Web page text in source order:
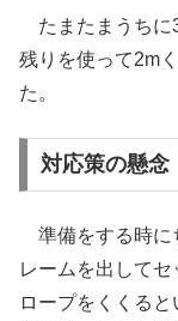
たまたまうちに
残りを使って2m
た。
対応策の懸念
準備をする時に
レームを出して
ロープをくくる